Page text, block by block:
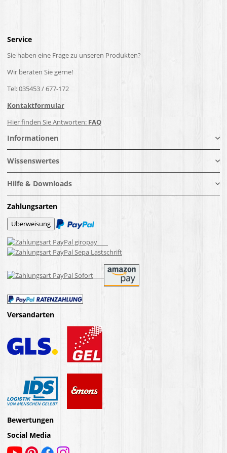
Service
Sie haben eine Frage zu unseren Produkten?
Wir beraten Sie gerne!
Tel: 035453 / 677-172
Kontaktformular
Hier finden Sie Antworten: FAQ
Informationen
Wissenswertes
Hilfe & Downloads
Zahlungsarten
Versandarten
Bewertungen
Social Media